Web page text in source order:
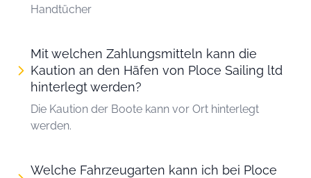
Handtücher
Mit welchen Zahlungsmitteln kann die
Kaution an den Häfen von Ploce Sailing ltd
hinterlegt werden?
Die Kaution der Boote kann vor Ort hinterlegt
werden.
Welche Fahrzeugarten kann ich bei Ploce